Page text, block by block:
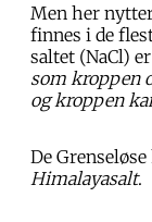
Men her
finnes i de
saltet (NaCl)
som kroppen
og kroppen
De
Himalayasalt.